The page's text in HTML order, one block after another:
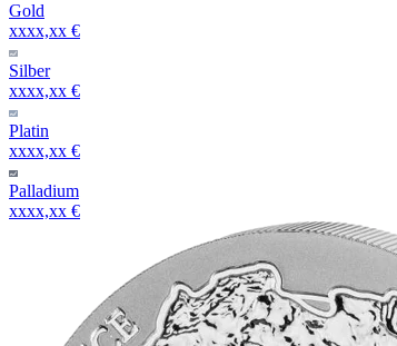
Gold
xxxx,xx €
Silber
xxxx,xx €
Platin
xxxx,xx €
Palladium
xxxx,xx €